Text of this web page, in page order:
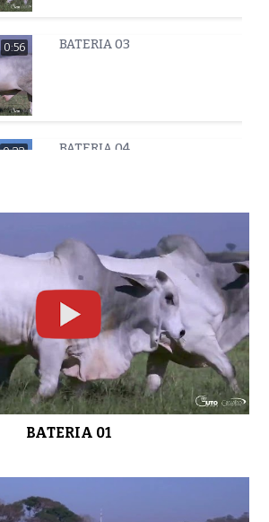
0:56 BATERIA 03
0:33 BATERIA 04
0:48 BATERIA 05
0:31 BATERIA 06
BATERIA 01